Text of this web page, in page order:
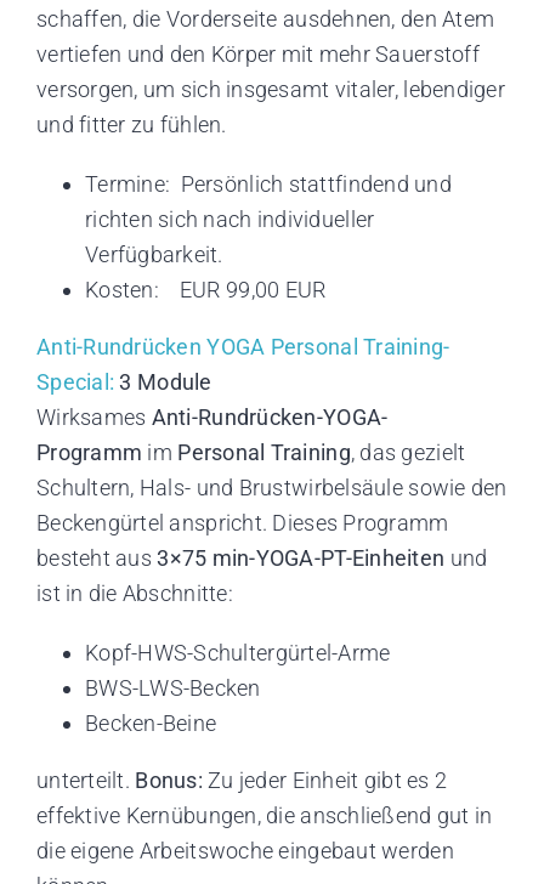
schaffen, die Vorderseite ausdehnen, den Atem
vertiefen und den Körper mit mehr Sauerstoff
versorgen, um sich insgesamt vitaler, lebendiger
und fitter zu fühlen.
Termine: Persönlich stattfindend und
richten sich nach individueller
Verfügbarkeit.
Kosten: EUR 99,00 EUR
Anti-Rundrücken YOGA Personal Training-
Special: 3 Module
Wirksames Anti-Rundrücken-YOGA-
Programm im Personal Training, das gezielt
Schultern, Hals- und Brustwirbelsäule sowie den
Beckengürtel anspricht. Dieses Programm
besteht aus3×75 min-YOGA-PT-Einheiten und
ist in die Abschnitte:
Kopf-HWS-Schultergürtel-Arme
BWS-LWS-Becken
Becken-Beine
unterteilt. Bonus: Zu jeder Einheit gibt es 2
effektive Kernübungen, die anschließend gut in
die eigene Arbeitswoche eingebaut werden